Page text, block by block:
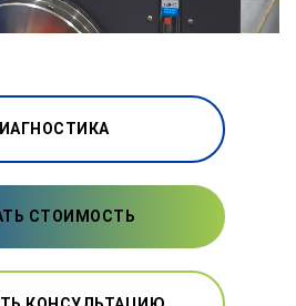
СТОИМОСТЬ